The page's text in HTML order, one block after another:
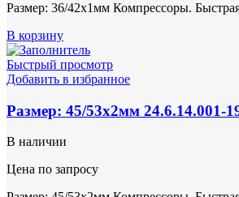
Размер: 36/42х1мм Компрессоры.
В корзину
Быстрый просмотр
Добавить в избранное
Размер: 45/53х2мм 24.6.14.001-
В наличии
Цена по запросу